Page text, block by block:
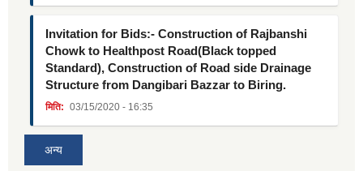
Invitation for Bids:- Construction of Rajbanshi
Chowk to Healthpost Road(Black topped
Standard), Construction of Road side Drainage
Structure from Dangibari Bazzar to Biring.
मिति: 03/15/2020 - 16:35
अन्य